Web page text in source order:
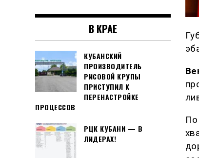
В КРАЕ
КУБАНСКИЙ
ПРОИЗВОДИТЕЛЬ
РИСОВОЙ КРУПЫ
ПРИСТУПИЛ К
ПЕРЕНАСТРОЙКЕ
ПРОЦЕССОВ
РЦК КУБАНИ — В
ЛИДЕРАХ!